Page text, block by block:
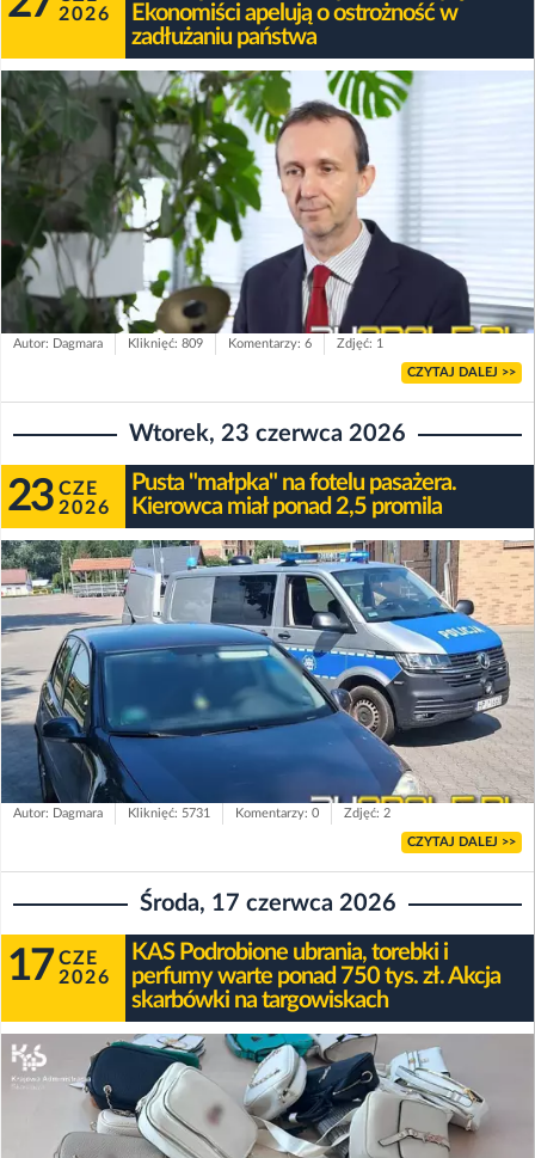
2026
Ekonomiści apelują o ostrożność w
zadłużaniu państwa
Autor: Dagmara Kliknięć: 809 Komentarzy: 6 Zdjęć: 1
CZYTAJ DALEJ >>
Wtorek, 23 czerwca 2026
23 CZE
2026
Pusta "małpka" na fotelu pasażera.
Kierowca miał ponad 2,5 promila
Autor: Dagmara Kliknięć: 5731 Komentarzy: 0 Zdjęć: 2
CZYTAJ DALEJ >>
Środa, 17 czerwca 2026
17 CZE
2026
KAS Podrobione ubrania, torebki i
perfumy warte ponad 750 tys. zł. Akcja
skarbówki na targowiskach